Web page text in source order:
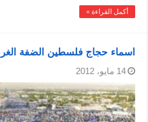
أكمل القراءة »
اسماء حجاج فلسطين الضفة
14 مايو، 2012